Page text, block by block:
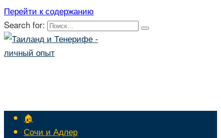
Перейти к содержанию
Search for:
🏠
Сочи и Адлер